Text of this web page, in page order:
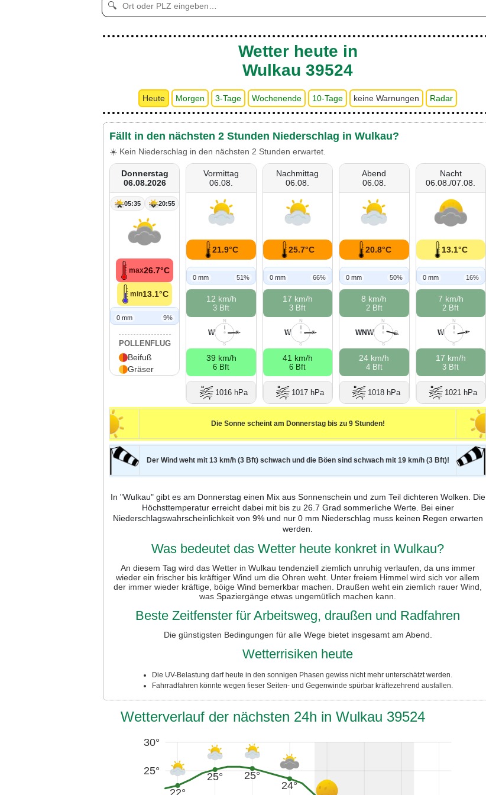
🔍
Wetter heute in
Wulkau 39524
Heute Morgen 3-Tage Wochenende 10-Tage keine Warnungen Radar
Fällt in den nächsten 2 Stunden Niederschlag in Wulkau?
☀️ Kein Niederschlag in den nächsten 2 Stunden erwartet.
Donnerstag
06.08.2026
05:35 20:55
max26.7°C
min13.1°C
0 mm 9%
POLLENFLUG
Beifuß
Gräser
Vormittag
06.08.
21.9°C
0 mm 51%
12 km/h
3 Bft
N
O
S
W
W
39 km/h
6 Bft
1016 hPa
Nachmittag
06.08.
25.7°C
0 mm 66%
17 km/h
3 Bft
N
O
S
W
W
41 km/h
6 Bft
1017 hPa
Abend
06.08.
20.8°C
0 mm 50%
8 km/h
2 Bft
N
O
S
W
WNW
24 km/h
4 Bft
1018 hPa
Nacht
06.08./07.08.
13.1°C
0 mm 16%
7 km/h
2 Bft
N
O
S
W
W
17 km/h
3 Bft
1021 hPa
Die Sonne scheint am Donnerstag bis zu 9 Stunden!
Der Wind weht mit 13 km/h (3 Bft) schwach und die Böen sind schwach mit 19 km/h (3 Bft)!
In "Wulkau" gibt es am Donnerstag einen Mix aus Sonnenschein und zum Teil dichteren Wolken. Die
Höchsttemperatur erreicht dabei mit bis zu 26.7 Grad sommerliche Werte. Bei einer
Niederschlagswahrscheinlichkeit von 9% und nur 0 mm Niederschlag muss keinen Regen erwarten
werden.
Was bedeutet das Wetter heute konkret in Wulkau?
An diesem Tag wird das Wetter in Wulkau tendenziell ziemlich unruhig verlaufen, da uns immer
wieder ein frischer bis kräftiger Wind um die Ohren weht. Unter freiem Himmel wird sich vor allem
der immer wieder kräftige, böige Wind bemerkbar machen. Draußen weht ein ziemlich rauer Wind,
was Spaziergänge etwas ungemütlich machen kann.
Beste Zeitfenster für Arbeitsweg, draußen und Radfahren
Die günstigsten Bedingungen für alle Wege bietet insgesamt am Abend.
Wetterrisiken heute
Die UV-Belastung darf heute in den sonnigen Phasen gewiss nicht mehr unterschätzt werden.
Fahrradfahren könnte wegen fieser Seiten- und Gegenwinde spürbar kräftezehrend ausfallen.
Wetterverlauf der nächsten 24h in Wulkau 39524
25°
30°
22°
25°
25°
24°